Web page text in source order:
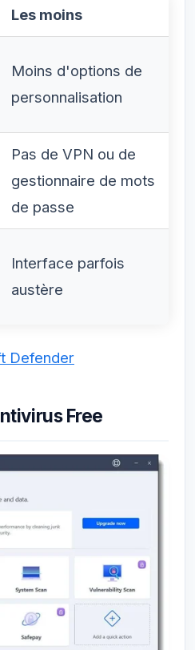
Les moins
Moins d'options de
personnalisation
Pas de VPN ou de
gestionnaire de mots
de passe
Interface parfois
austère
Defender
Free